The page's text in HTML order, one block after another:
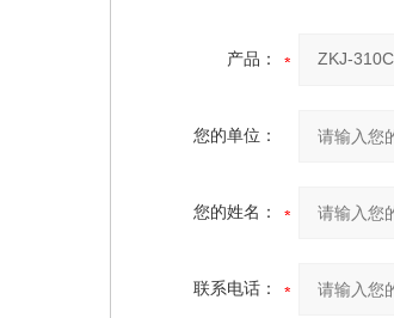
产品：
您的单位：
您的姓名：
联系电话：